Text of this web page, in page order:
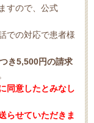
すので、公式
での対応で患者様
き5,500円の請求
同意したとみなし
らせていただきま